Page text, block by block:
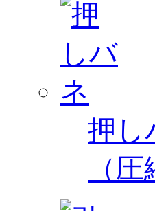
押し
（